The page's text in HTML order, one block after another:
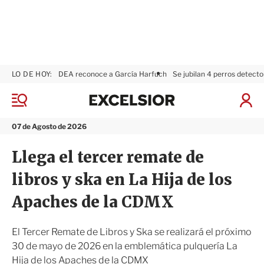
M
n
07 de Agosto de 2026
LO DE HOY: DEA reconoce a García Harfuch Se jubilan 4 perros
I
ó
n
x
i
r
Llega el tercer remate de
libros y ska en La Hija de los
Apaches de la CDMX
El Tercer Remate de Libros y Ska se realizará el próximo
30 de mayo de 2026 en la emblemática pulquería La
Hija de los Apaches de la CDMX